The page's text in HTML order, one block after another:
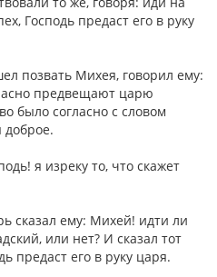
Господь предаст его в руку
позвать Михея, говорил ему:
предвещают царю
было согласно с словом
доброе.
я изреку то, что скажет
сказал ему: Михей! идти ли
или нет? И сказал тот
предаст его в руку царя.